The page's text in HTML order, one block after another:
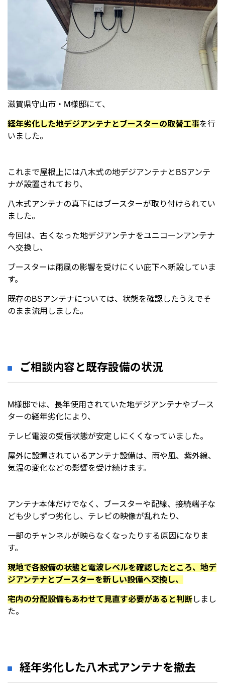
滋賀県守山市・M様邸にて、
経年劣化した地デジアンテナとブースターの取替工事を行
いました。
これまで屋根上には八木式の地デジアンテナとBSアンテ
ナが設置されており、
八木式アンテナの真下にはブースターが取り付けられてい
ました。
今回は、古くなった地デジアンテナをユニコーンアンテナ
へ交換し、
ブースターは雨風の影響を受けにくい庇下へ新設していま
す。
既存のBSアンテナについては、状態を確認したうえでそ
のまま流用しました。
ご相談内容と既存設備の状況
M様邸では、長年使用されていた地デジアンテナやブース
ターの経年劣化により、
テレビ電波の受信状態が安定しにくくなっていました。
屋外に設置されているアンテナ設備は、雨や風、紫外線、
気温の変化などの影響を受け続けます。
アンテナ本体だけでなく、ブースターや配線、接続端子な
ども少しずつ劣化し、テレビの映像が乱れたり、
一部のチャンネルが映らなくなったりする原因になりま
す。
現地で各設備の状態と電波レベルを確認したところ、地デ
ジアンテナとブースターを新しい設備へ交換し、
宅内の分配設備もあわせて見直す必要があると判断しまし
た。
経年劣化した八木式アンテナを撤去